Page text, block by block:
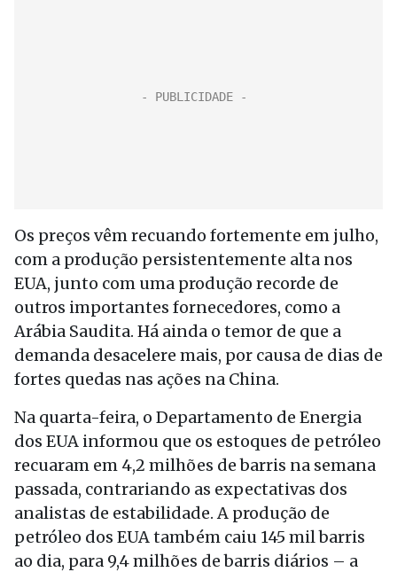
Os preços vêm recuando fortemente em julho,
com a produção persistentemente alta nos
EUA, junto com uma produção recorde de
outros importantes fornecedores, como a
Arábia Saudita. Há ainda o temor de que a
demanda desacelere mais, por causa de dias de
fortes quedas nas ações na China.
Na quarta-feira, o Departamento de Energia
dos EUA informou que os estoques de petróleo
recuaram em 4,2 milhões de barris na semana
passada, contrariando as expectativas dos
analistas de estabilidade. A produção de
petróleo dos EUA também caiu 145 mil barris
ao dia, para 9,4 milhões de barris diários – a